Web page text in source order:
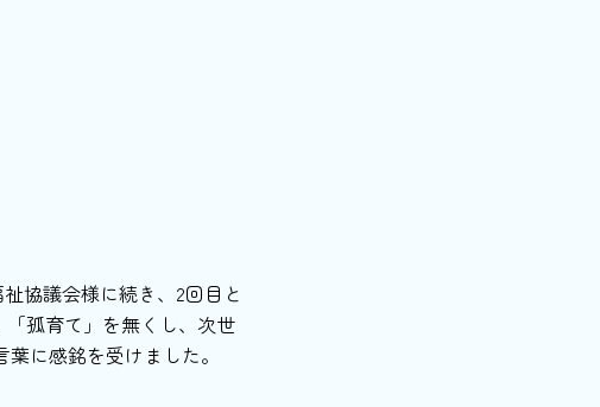
協議会様に続き、2回目と
孤育て」を無くし、次世
に感銘を受けました。